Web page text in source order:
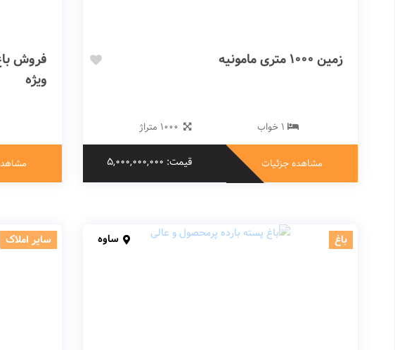
زمین 1000 متری مامونیه
1 خواب 1000 متراژ
مشاهده جزئیات قیمت: 5,000,000,000
ویژه
باغ ساوه سایر املاک